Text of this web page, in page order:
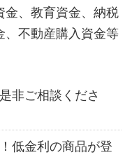
金、教育資金、納税
、不動産購入資金等
非ご相談くださ
低金利の商品が登